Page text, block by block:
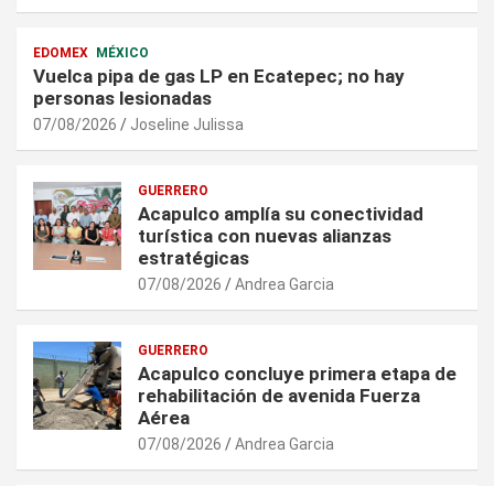
EDOMEX MÉXICO
Vuelca pipa de gas LP en Ecatepec; no hay
personas lesionadas
07/08/2026 Joseline Julissa
GUERRERO
Acapulco amplía su conectividad
turística con nuevas alianzas
estratégicas
07/08/2026 Andrea Garcia
GUERRERO
Acapulco concluye primera etapa de
rehabilitación de avenida Fuerza
Aérea
07/08/2026 Andrea Garcia